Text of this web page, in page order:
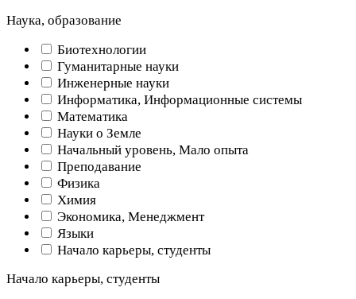
Наука, образование
Биотехнологии
Гуманитарные науки
Инженерные науки
Информатика, Информационные системы
Математика
Науки о Земле
Начальный уровень, Мало опыта
Преподавание
Физика
Химия
Экономика, Менеджмент
Языки
Начало карьеры, студенты
Начало карьеры, студенты